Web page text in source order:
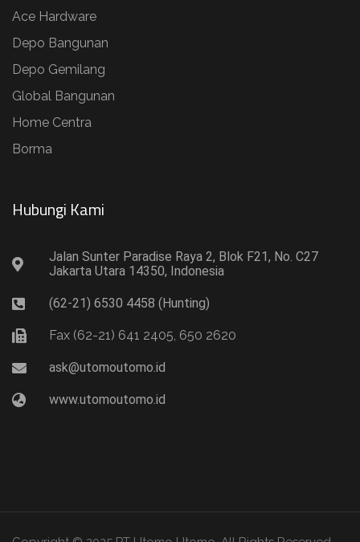
Ace Hardware
Depo Bangunan
Depo Gemilang
Global Bangunan
Home Centra
Borma
Hubungi Kami​
Jalan Sunter Paradise Raya 2, Blok F21, No. C27
Jakarta Utara 14350, Indonesia
(62-21) 6530 4458 (Hunting)
Fax (62-21) 641 2405, 650 2620
ask@utomoutomo.id
www.utomoutomo.id